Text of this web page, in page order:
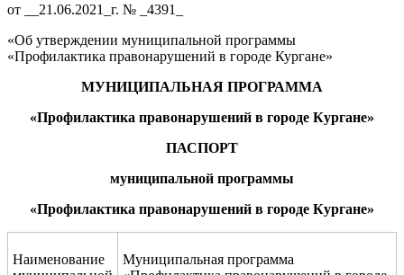
от __21.06.2021_г. № _4391_
«Об утверждении муниципальной программы
«Профилактика правонарушений в городе Кургане»
МУНИЦИПАЛЬНАЯ ПРОГРАММА
«Профилактика правонарушений в городе Кургане»
ПАСПОРТ
муниципальной программы
«Профилактика правонарушений в городе Кургане»
Наименование
Муниципальная программа